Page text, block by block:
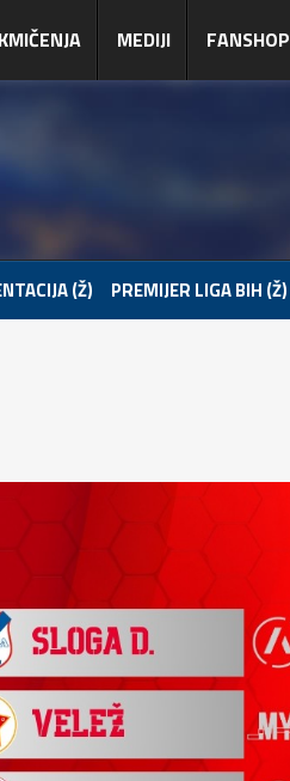
MEDIJI FANSHOP
(Ž) PREMIJER LIGA BIH (Ž)